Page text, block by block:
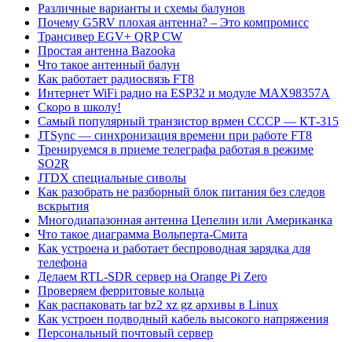
Различные варианты и схемы балунов
Почему G5RV плохая антенна? – Это компромисс
Трансивер EGV+ QRP CW
Простая антенна Bazooka
Что такое антенный балун
Как работает радиосвязь FT8
Интернет WiFi радио на ESP32 и модуле MAX98357A
Скоро в школу!
Самый популярный транзистор врмен СССР — КТ-315
JTSync — синхронизация времени при работе FT8
Тренируемся в приеме телеграфа работая в режиме
SO2R
JTDX специальные сиволы
Как разобрать не разборный блок питания без следов
вскрытия
Многодиапазонная антенна Цепелин или Американка
Что такое диаграмма Вольперта-Смита
Как устроена и работает беспроводная зарядка для
телефона
Делаем RTL-SDR сервер на Orange Pi Zero
Проверяем ферритовые кольца
Как распаковать tar bz2 xz gz архивы в Linux
Как устроен подводный кабель высокого напряжения
Персональный почтовый сервер